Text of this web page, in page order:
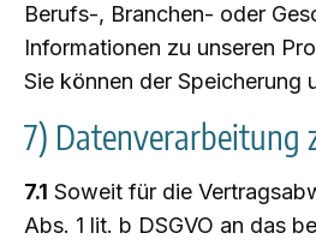
Berufs-, Branchen- oder
Informationen zu unseren
Sie können der Speicherung
7) Datenverarbeitung
7.1 Soweit für die
Abs. 1 lit. b DSGVO an das